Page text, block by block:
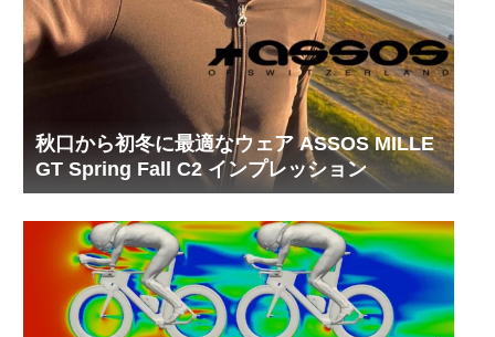
秋口から初冬に最適なウェア ASSOS MILLE
GT Spring Fall C2 インプレッション